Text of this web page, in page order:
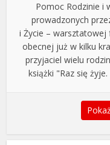
Pomoc Rodzinie i
prowadzonych
i Życie – warsztatowej
obecnej już w kilku
przyjaciel wielu
książki "Raz się